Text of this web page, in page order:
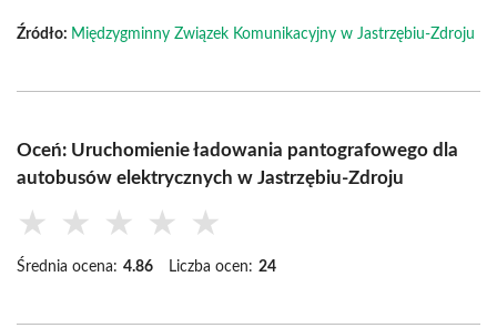
Źródło: Międzygminny Związek Komunikacyjny w Jastrzębiu-Zdroju
Oceń: Uruchomienie ładowania pantografowego dla
autobusów elektrycznych w Jastrzębiu-Zdroju
★ ★ ★ ★ ★
Średnia ocena: 4.86 Liczba ocen: 24